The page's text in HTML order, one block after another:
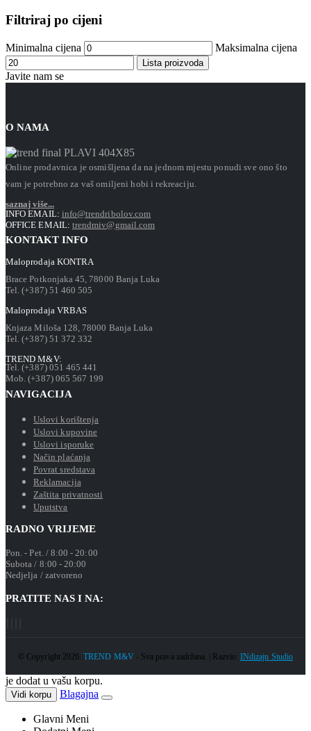
Filtriraj po cijeni
Minimalna cijena Maksimalna cijena
Lista proizvoda
Javite nam se
O NAMA
Online prodavnica je osmišljena da na jednom mjestu ponudi sve ono što
vam je potrebno za vaš omiljeni hobi i rekreaciju.
saznaj više...
INFO EMAIL: info@trendribolov.com
OFFICE EMAIL: trendmiv@gmail.com
KONTAKT INFO
Maloprodaja KONTRA
Brace Potkonjaka 45, 78000 Banja Luka
Tel. (+387) 51 460 505
Maloprodaja VRBAS
Knjaza Miloša 128, 78000 Banja Luka
Tel. (+387) 51 372 332
TREND M&V:
Tel. (+387) 051 465 441
Mob. (+387) 065 567 199
NAVIGACIJA
Uslovi korištenja
Uslovi kupovine
Uslovi isporuke
Način plaćanja
Povrat sredstava
Reklamacija
Zaštita privatnosti
Uputstva
RADNO VRIJEME
Pon. - Pet. / 8:00 - 20:00
Subota / 8:00 - 20:00
Nedjelja / zatvoreno
PRATITE NAS I NA:
© Copyright 2026.TREND M&V - Sva prava zadržana. | Razvio: INdizajn Studio
je dodat u vašu korpu.
Vidi korpu Blagajna
Glavni Meni